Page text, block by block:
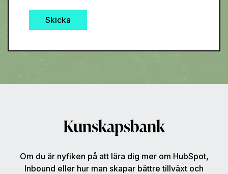
Kunskapsbank
Om du är nyfiken på att lära dig mer om HubSpot,
Inbound eller hur man skapar bättre tillväxt och